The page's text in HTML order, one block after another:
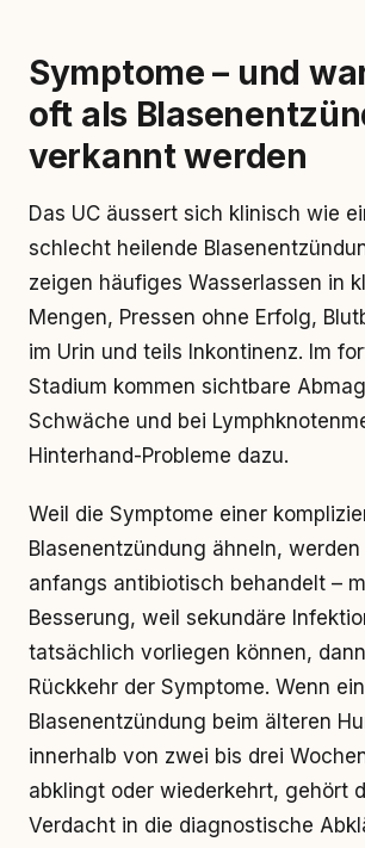
Symptome – und
oft als
verkannt werden
Das UC äussert sich klinisch wie
schlecht heilende
zeigen häufiges Wasserlassen in
Mengen, Pressen ohne Erfolg,
im Urin und teils Inkontinenz. Im
Stadium kommen sichtbare
Schwäche und bei
Hinterhand-Probleme dazu.
Weil die Symptome einer
Blasenentzündung ähneln, werden
anfangs antibiotisch behandelt –
Besserung, weil sekundäre
tatsächlich vorliegen können,
Rückkehr der Symptome. Wenn
Blasenentzündung beim älteren
innerhalb von zwei bis drei
abklingt oder wiederkehrt, gehört
Verdacht in die diagnostische